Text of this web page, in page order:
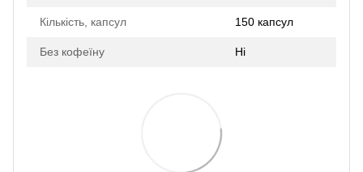
Кількість, капсул 150 капсул
Без кофеїну Ні